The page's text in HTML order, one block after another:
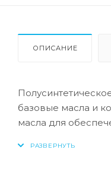
ОПИСАНИЕ
базовые масла и
масла для